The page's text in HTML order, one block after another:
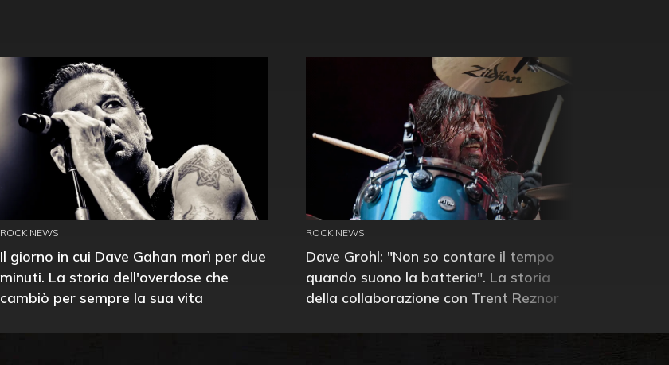
ROCK NEWS
Il giorno in cui Dave Gahan morì per due
minuti. La storia dell'overdose che
cambiò per sempre la sua vita
ROCK NEWS
Dave Grohl: "Non so contare il tempo
quando suono la batteria". La storia
della collaborazione con Trent Reznor